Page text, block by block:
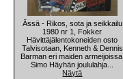
Ässä - Rikos, sota ja seikkailu
1980 nr 1, Fokker
Hävittäjälentokoneiden osto
Talvisotaan, Kenneth & Dennis
Barman eri maiden armeijoissa,
Simo Häyhän joululahja...
Näytä